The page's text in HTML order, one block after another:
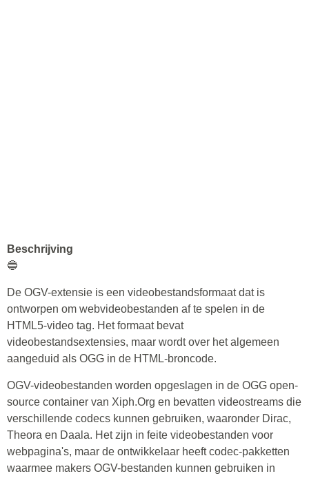
Beschrijving
🔵
De OGV-extensie is een videobestandsformaat dat is
ontworpen om webvideobestanden af te spelen in de
HTML5-video tag. Het formaat bevat
videobestandsextensies, maar wordt over het algemeen
aangeduid als OGG in de HTML-broncode.
OGV-videobestanden worden opgeslagen in de OGG open-
source container van Xiph.Org en bevatten videostreams die
verschillende codecs kunnen gebruiken, waaronder Dirac,
Theora en Daala. Het zijn in feite videobestanden voor
webpagina's, maar de ontwikkelaar heeft codec-pakketten
waarmee makers OGV-bestanden kunnen gebruiken in